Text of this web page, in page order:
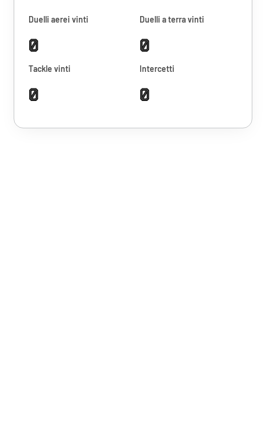
Duelli aerei vinti
0
Duelli a terra vinti
0
Tackle vinti
0
Intercetti
0